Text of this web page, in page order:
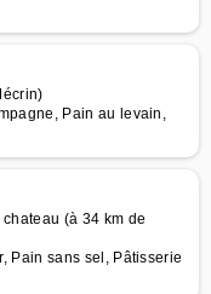
Pain au levain,
(à 34 km de
Pain sans sel, Pâtisserie